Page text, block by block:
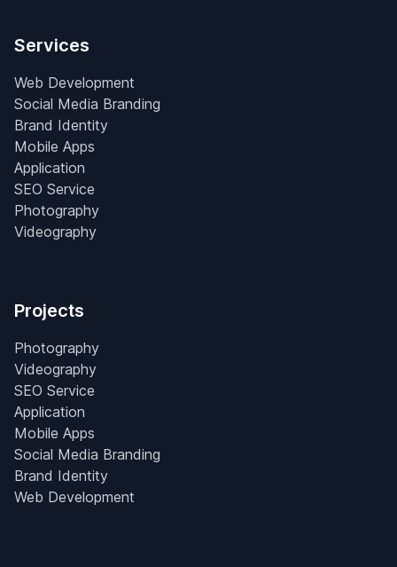
Services
Web Development
Social Media Branding
Brand Identity
Mobile Apps
Application
SEO Service
Photography
Videography
Projects
Photography
Videography
SEO Service
Application
Mobile Apps
Social Media Branding
Brand Identity
Web Development